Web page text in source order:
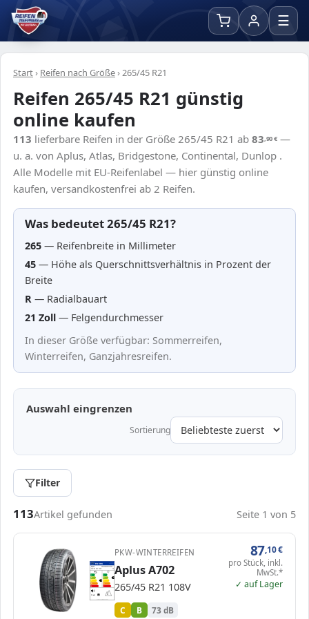
☰
Start› Reifen nach Größe›265/45 R21
Reifen 265/45 R21 günstig
online kaufen
113 lieferbare Reifen in der Größe 265/45 R21 ab 83,90€ —
u. a. von Aplus, Atlas, Bridgestone, Continental, Dunlop .
Alle Modelle mit EU-Reifenlabel — hier günstig online
kaufen, versandkostenfrei ab 2 Reifen.
Was bedeutet 265/45 R21?
265 — Reifenbreite in Millimeter
45 — Höhe als Querschnittsverhältnis in Prozent der
Breite
R — Radialbauart
21 Zoll — Felgendurchmesser
In dieser Größe verfügbar: Sommerreifen,
Winterreifen, Ganzjahresreifen.
Auswahl eingrenzen
Sortierung
Filter
Passende Reifen in 265/45 R21
113Artikel gefunden Seite 1 von 5
ENERG 2200921
Aplus APM2654521VA702…
265/45 R21 108V C1
A
B
C C
D
E
A
B B
C
D
E
73 dB
PKW-WINTERREIFEN
Aplus A702
265/45 R21 108V
C B 73 dB
87 ,10€
pro Stück, inkl.
MwSt.*
✓ auf Lager